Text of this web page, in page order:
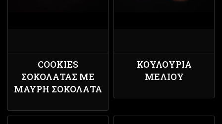
COOKIES
ΣΟΚΟΛΆΤΑΣ ΜΕ
ΜΑΎΡΗ ΣΟΚΟΛΆΤΑ
ΚΟΥΛΟΎΡΙΑ
ΜΕΛΙΟΎ